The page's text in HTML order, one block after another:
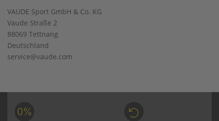
VAUDE Sport GmbH & Co. KG
Vaude Straße 2
88069 Tettnang
Deutschland
service@vaude.com
0%